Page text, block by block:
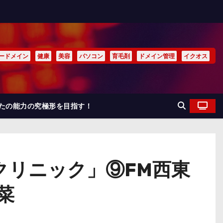
ドメイン 健康 美容 パソコン 育毛剤 ドメイン管理 イクオス
の能力の究極形を目指す！
リニック」⑨FM西東